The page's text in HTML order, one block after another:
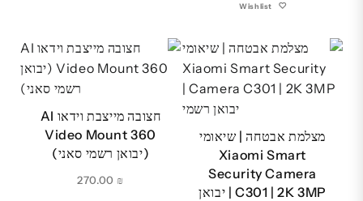
Wishlist
מצלמת אבטחה | שיאומי
Xiaomi Smart
Security Camera
C301 | 2K 3MP | יבואן
חצובה מייצבת וידאו AI
Video Mount 360
(יבואן רשמי סאני)
₪